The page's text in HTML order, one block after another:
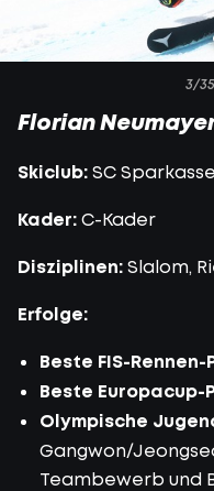
3/35
Florian
Skiclub: SC
Kader: C-Kader
Disziplinen: Slalom,
Erfolge:
Beste FIS-
Beste Europacup-
Olympische
Gangwon/
Teambewerb und